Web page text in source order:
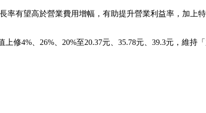
有望高於營業費用增幅，有助提升營業利益率，加上
修4%、26%、20%至20.37元、35.78元、39.3元，維持